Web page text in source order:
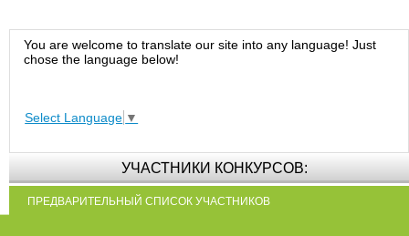
You are welcome to translate our site into any language! Just
chose the language below!
Select Language ▼
УЧАСТНИКИ КОНКУРСОВ:
ПРЕДВАРИТЕЛЬНЫЙ СПИСОК УЧАСТНИКОВ